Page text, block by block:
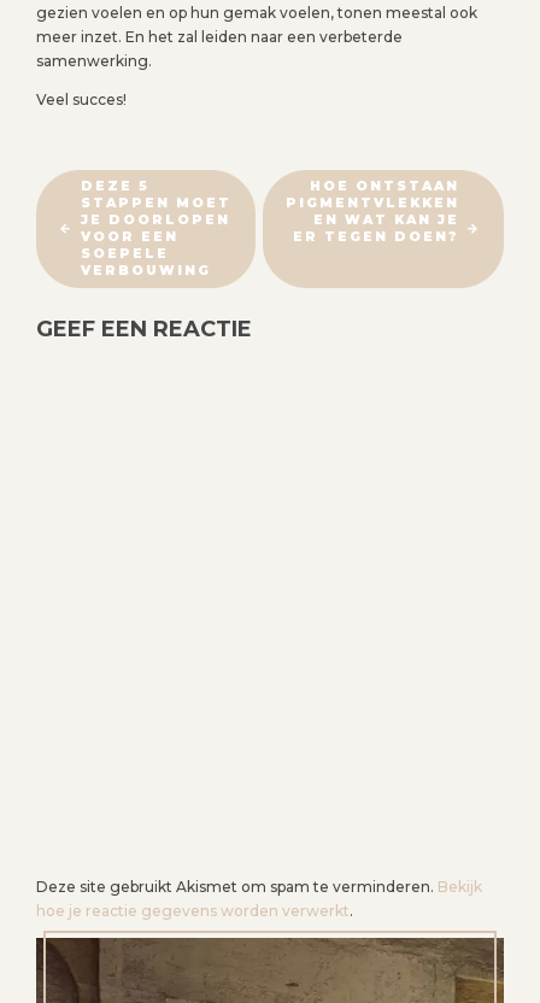
gezien voelen en op hun gemak voelen, tonen meestal ook
meer inzet. En het zal leiden naar een verbeterde
samenwerking.
Veel succes!
B
E
R
I
H
DEZE 5
STAPPEN MOET
JE DOORLOPEN
VOOR EEN
SOEPELE
VERBOUWING
HOE ONTSTAAN
PIGMENTVLEKKEN
EN WAT KAN JE
ER TEGEN DOEN?
GEEF EEN REACTIE
Deze site gebruikt Akismet om spam te verminderen. Bekijk
hoe je reactie gegevens worden verwerkt.